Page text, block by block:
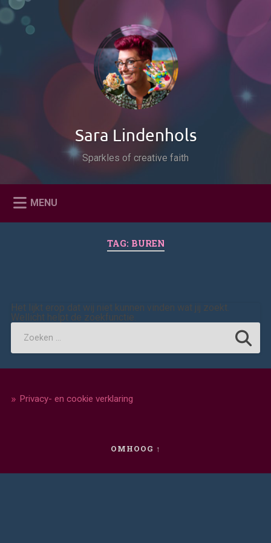
Naar
inhoud
Zoeken
Sara Lindenhols
Sparkles of creative faith
MENU
TAG: BUREN
Het lijkt erop dat wij niet kunnen vinden wat jij zoekt.
Wellicht helpt de zoekfunctie.
Privacy- en cookie verklaring
OMHOOG ↑